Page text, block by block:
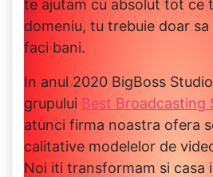
te ajutam cu absolut tot ce
domeniu, tu trebuie doar
faci bani.
In anul 2020 BigBoss
grupului Best Broadcasting
atunci firma noastra ofera
calitative modelelor de
Noi iti transformam si casa